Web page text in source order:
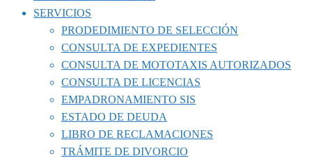
SERVICIOS
PRODEDIMIENTO DE SELECCIÓN
CONSULTA DE EXPEDIENTES
CONSULTA DE MOTOTAXIS AUTORIZADOS
CONSULTA DE LICENCIAS
EMPADRONAMIENTO SIS
ESTADO DE DEUDA
LIBRO DE RECLAMACIONES
TRÁMITE DE DIVORCIO